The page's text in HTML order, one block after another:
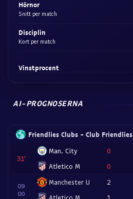
Hörnor
Snitt per match
Disciplin
Kort per match
Vinstprocent
AI-PROGNOSERNA
Friendlies Clubs - Club Friendlies
31
Man. City
Atletico M
0
0
09
00
Manchester U
Atletico M
2
1